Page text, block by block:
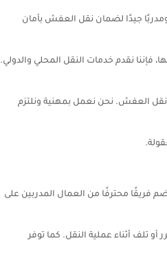
جيدًا لضمان نقل العفش بأمان
نقدم خدمات النقل المحلي والدولي.
نقل العفش. نحن نعمل بمهنية ونلتزم
محترفًا من العمال المدربين على
أثناء عملية النقل. كما توفر